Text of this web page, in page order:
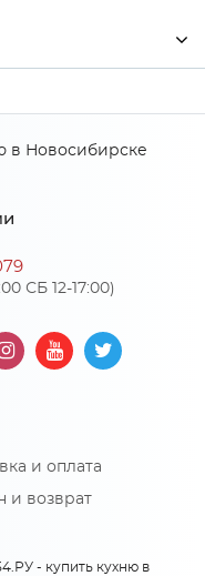
Кашемир
СБ 12-17:00)
и оплата
и возврат
- купить кухню в